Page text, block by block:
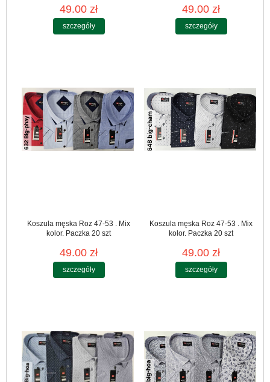
49.00 zł
szczegóły
49.00 zł
szczegóły
Koszula męska Roz 47-53 . Mix
kolor. Paczka 20 szt
49.00 zł
szczegóły
Koszula męska Roz 47-53 . Mix
kolor. Paczka 20 szt
49.00 zł
szczegóły